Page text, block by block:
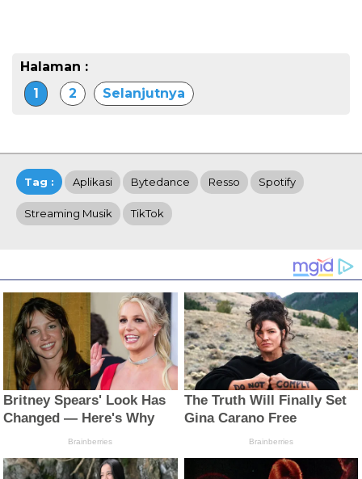
Halaman :
1
2 Selanjutnya
Tag : Aplikasi Bytedance Resso Spotify
Streaming Musik TikTok